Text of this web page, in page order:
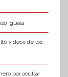
Iguala
videos de los
por ocultar